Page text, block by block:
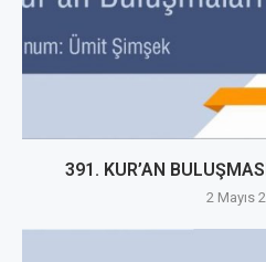
391. KUR’AN
2 Mayıs